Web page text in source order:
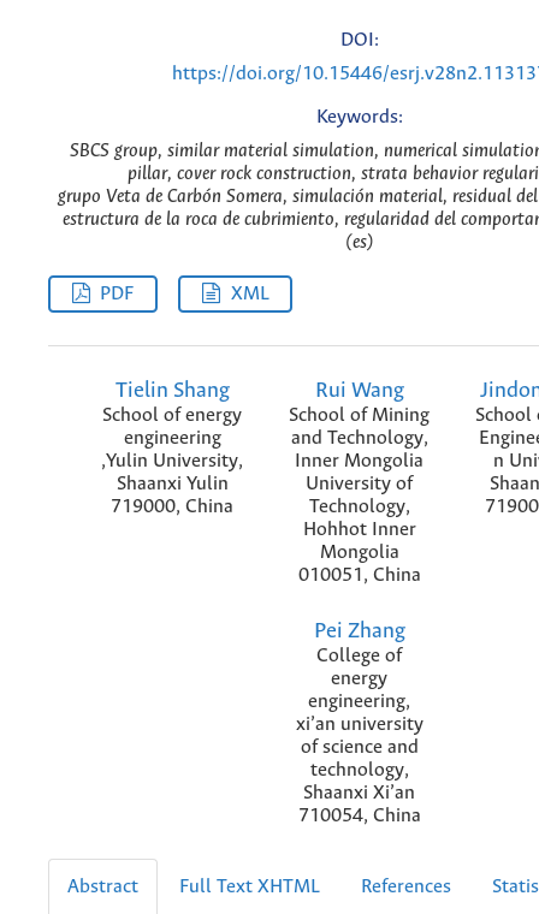
DOI:
https://doi.org/10.15446/
Keywords:
SBCS group, similar material simulation, numerical
pillar, cover rock construction, strata behavior
grupo Veta de Carbón Somera, simulación material, residual
estructura de la roca de cubrimiento, regularidad del
(es)
PDF XML
Tielin Shang
School of energy
engineering
,Yulin University,
Shaanxi Yulin
719000, China
Rui Wang
School of Mining
and Technology,
Inner Mongolia
University of
Technology,
Hohhot Inner
Mongolia
010051, China
School
n
Pei Zhang
College of
energy
engineering,
xi’an university
of science and
technology,
Shaanxi Xi’an
710054, China
Abstract Full Text XHTML References